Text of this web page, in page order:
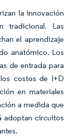
la innovación
tradicional. Las
el aprendizaje
anatómico. Los
de entrada para
costos de I+D
en materiales
a medida que
adoptan circuitos